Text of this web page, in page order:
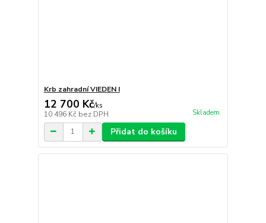
Krb zahradní VIEDEN I
12 700 Kč/ks
10 496 Kč bez DPH Skladem
Přidat do košíku